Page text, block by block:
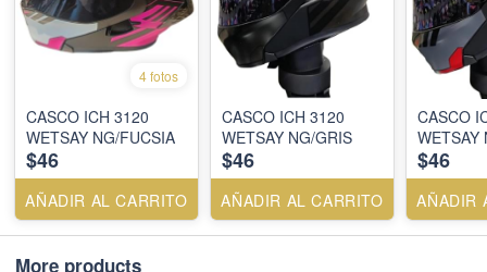
4 fotos
CASCO ICH 3120
WETSAY NG/FUCSIA
$46
AÑADIR AL CARRITO
CASCO ICH 3120
WETSAY NG/GRIS
$46
AÑADIR AL CARRITO
CASCO
WETSAY
$46
AÑADIR
More products